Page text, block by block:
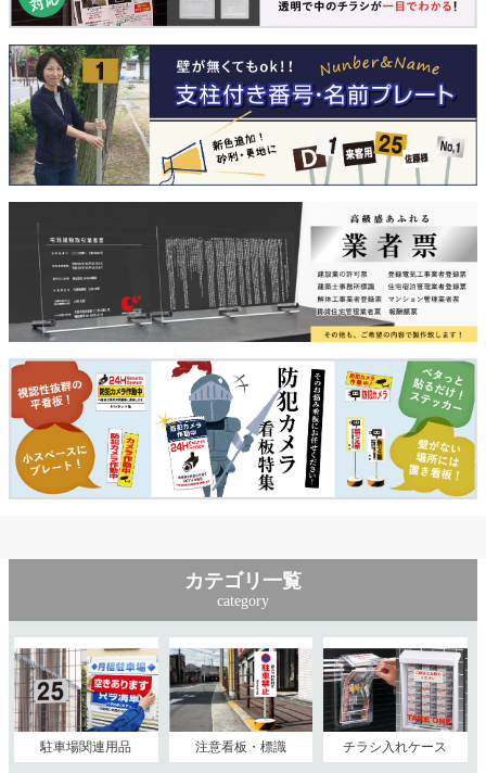
カテゴリ一覧
category
駐車場関連用品 注意看板・標識 チラシ入れケース